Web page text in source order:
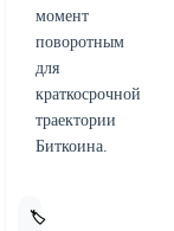
момент
поворотным
для
краткосрочной
траектории
Биткоина.
🏷️